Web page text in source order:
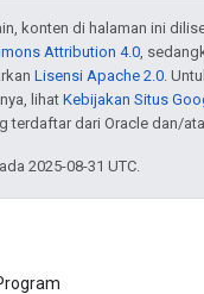
konten di halaman ini
Attribution 4.0,
Lisensi Apache 2.0.
lihat Kebijakan Situs
terdaftar dari Oracle dan/
2025-08-31 UTC.